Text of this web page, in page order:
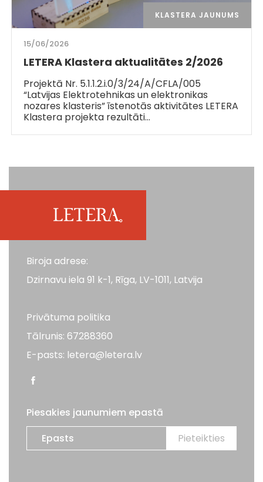
KLASTERA JAUNUMS
15/06/2026
LETERA Klastera aktualitātes 2/2026
Projektā Nr. 5.1.1.2.i.0/3/24/A/CFLA/005
“Latvijas Elektrotehnikas un elektronikas
nozares klasteris” īstenotās aktivitātes LETERA
Klastera projekta rezultāti…
Biroja adrese:
Dzirnavu iela 91 k-1, Rīga, LV-1011, Latvija
Privātuma politika
Tālrunis: 67288360
E-pasts: letera@letera.lv
Piesakies jaunumiem epastā